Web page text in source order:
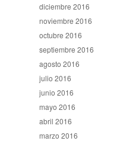
diciembre 2016
noviembre 2016
octubre 2016
septiembre 2016
agosto 2016
julio 2016
junio 2016
mayo 2016
abril 2016
marzo 2016